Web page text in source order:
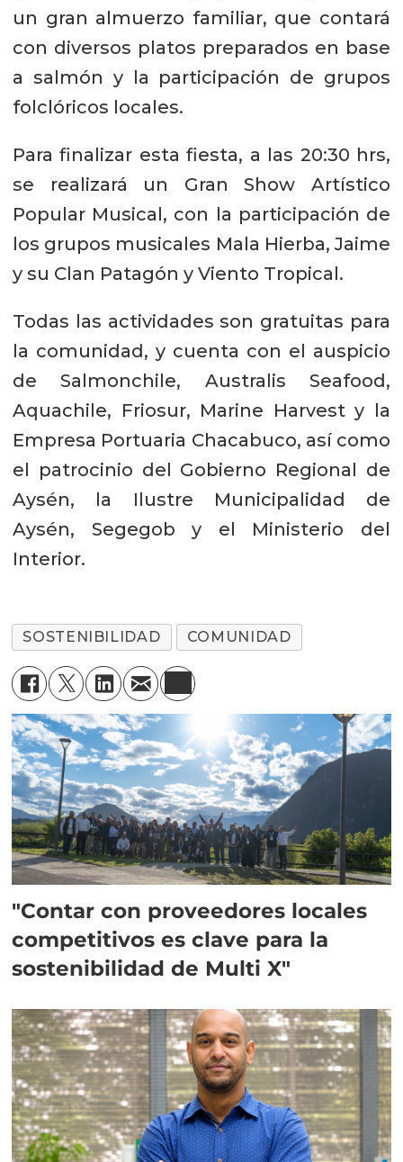
un gran almuerzo familiar, que contará
con diversos platos preparados en base
a salmón y la participación de grupos
folclóricos locales.
Para finalizar esta fiesta, a las 20:30 hrs,
se realizará un Gran Show Artístico
Popular Musical, con la participación de
los grupos musicales Mala Hierba, Jaime
y su Clan Patagón y Viento Tropical.
Todas las actividades son gratuitas para
la comunidad, y cuenta con el auspicio
de Salmonchile, Australis Seafood,
Aquachile, Friosur, Marine Harvest y la
Empresa Portuaria Chacabuco, así como
el patrocinio del Gobierno Regional de
Aysén, la Ilustre Municipalidad de
Aysén, Segegob y el Ministerio del
Interior.
SOSTENIBILIDAD COMUNIDAD
"Contar con proveedores locales
competitivos es clave para la
sostenibilidad de Multi X"